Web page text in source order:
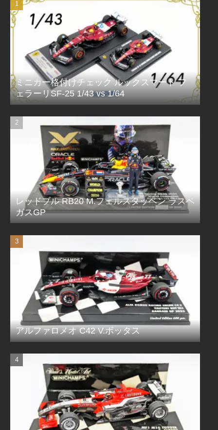
ミニカー格付けチェック ルックスマート フ
ェラーリSF-25 1/43 vs 1/64
レッドブル RB20 M.フェルスタッペン ラスベ
ガスGP
アルファロメオ C42 V.ボッタス